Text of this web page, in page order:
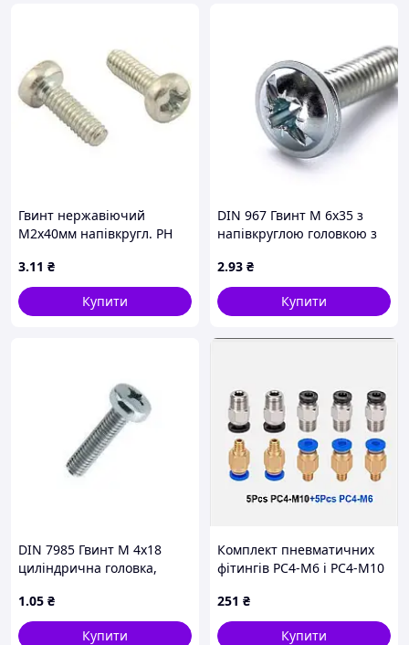
Гвинт нержавіючий
М2х40мм напівкругл. PH
3.11 ₴
Купити
DIN 967 Гвинт М 6х35 з
напівкруглою головкою з
4.6, оцинкований
2.93 ₴
Купити
DIN 7985 Гвинт М 4х18
циліндрична головка,
1.05 ₴
Купити
Комплект пневматичних
фітингів PC4-M6 і PC4-M10
251 ₴
Купити